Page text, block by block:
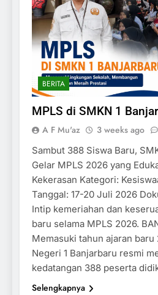
BERITA
MPLS di SMKN 1
A F Mu'az 3 weeks ago
Sambut 388 Siswa Baru,
Gelar MPLS 2026 yang
Kekerasan Kategori:
Tanggal: 17-20 Juli 2026
Intip kemeriahan dan
baru selama MPLS 2026.
Memasuki tahun ajaran baru
Negeri 1 Banjarbaru resmi
kedatangan 388 peserta
Selengkapnya